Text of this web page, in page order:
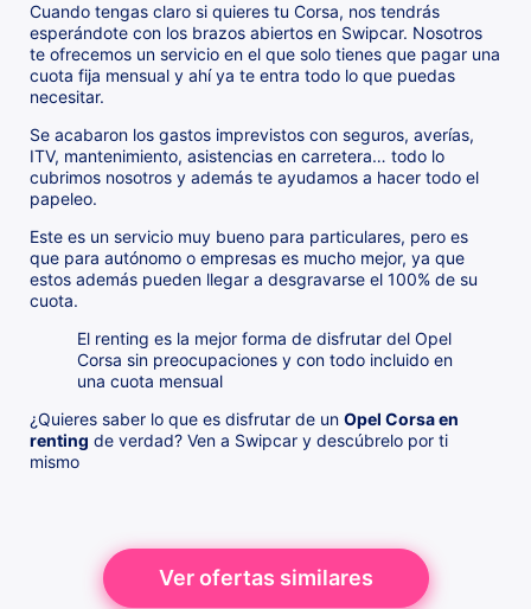
Cuando tengas claro si quieres tu Corsa, nos tendrás
esperándote con los brazos abiertos en Swipcar. Nosotros
te ofrecemos un servicio en el que solo tienes que pagar una
cuota fija mensual y ahí ya te entra todo lo que puedas
necesitar.
Se acabaron los gastos imprevistos con seguros, averías,
ITV, mantenimiento, asistencias en carretera… todo lo
cubrimos nosotros y además te ayudamos a hacer todo el
papeleo.
Este es un servicio muy bueno para particulares, pero es
que para autónomo o empresas es mucho mejor, ya que
estos además pueden llegar a desgravarse el 100% de su
cuota.
El renting es la mejor forma de disfrutar del Opel
Corsa sin preocupaciones y con todo incluido en
una cuota mensual
¿Quieres saber lo que es disfrutar de un Opel Corsa en
renting de verdad? Ven a Swipcar y descúbrelo por ti
mismo
Ver ofertas similares